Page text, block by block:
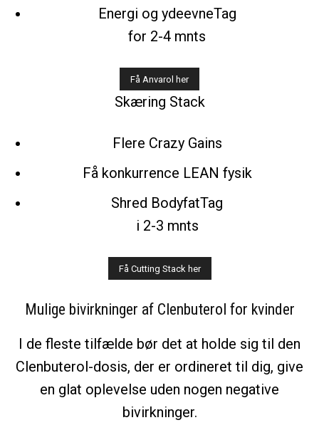
Energi og ydeevneTag
for 2-4 mnts
Skæring Stack
Flere Crazy Gains
Få konkurrence LEAN fysik
Shred BodyfatTag
i 2-3 mnts
Mulige bivirkninger af Clenbuterol for kvinder
I de fleste tilfælde bør det at holde sig til den
Clenbuterol-dosis, der er ordineret til dig, give
en glat oplevelse uden nogen negative
bivirkninger.